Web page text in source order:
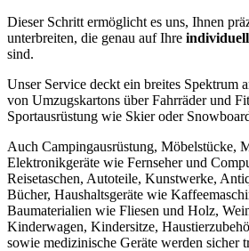
Dieser Schritt ermöglicht es uns, Ihnen
unterbreiten, die genau auf Ihre
sind.
Unser Service deckt ein breites Spektrum
von Umzugskartons über Fahrräder und
Sportausrüstung wie Skier oder
Auch Campingausrüstung, Möbelstücke,
Elektronikgeräte wie Fernseher und
Reisetaschen, Autoteile, Kunstwerke,
Bücher, Haushaltsgeräte wie
Baumaterialien wie Fliesen und Holz,
Kinderwagen, Kindersitze,
sowie medizinische Geräte werden sicher